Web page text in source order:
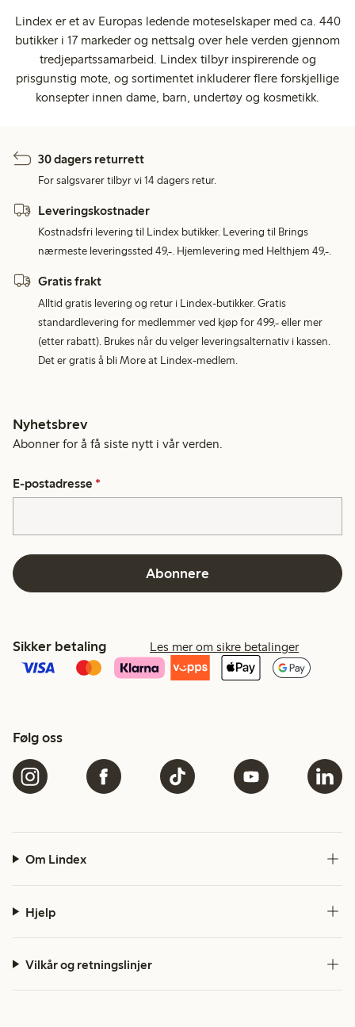
Lindex er et av Europas ledende moteselskaper med ca. 440
butikker i 17 markeder og nettsalg over hele verden gjennom
tredjepartssamarbeid. Lindex tilbyr inspirerende og
prisgunstig mote, og sortimentet inkluderer flere forskjellige
konsepter innen dame, barn, undertøy og kosmetikk.
30 dagers returrett
For salgsvarer tilbyr vi 14 dagers retur.
Leveringskostnader
Kostnadsfri levering til Lindex butikker. Levering til Brings
nærmeste leveringssted 49,-. Hjemlevering med Helthjem 49,-.
Gratis frakt
Alltid gratis levering og retur i Lindex-butikker. Gratis
standardlevering for medlemmer ved kjøp for 499,- eller mer
(etter rabatt). Brukes når du velger leveringsalternativ i kassen.
Det er gratis å bli More at Lindex-medlem.
Nyhetsbrev
Abonner for å få siste nytt i vår verden.
E-postadresse *
Abonnere
Sikker betaling Les mer om sikre betalinger
Følg oss
Om Lindex
Hjelp
Vilkår og retningslinjer